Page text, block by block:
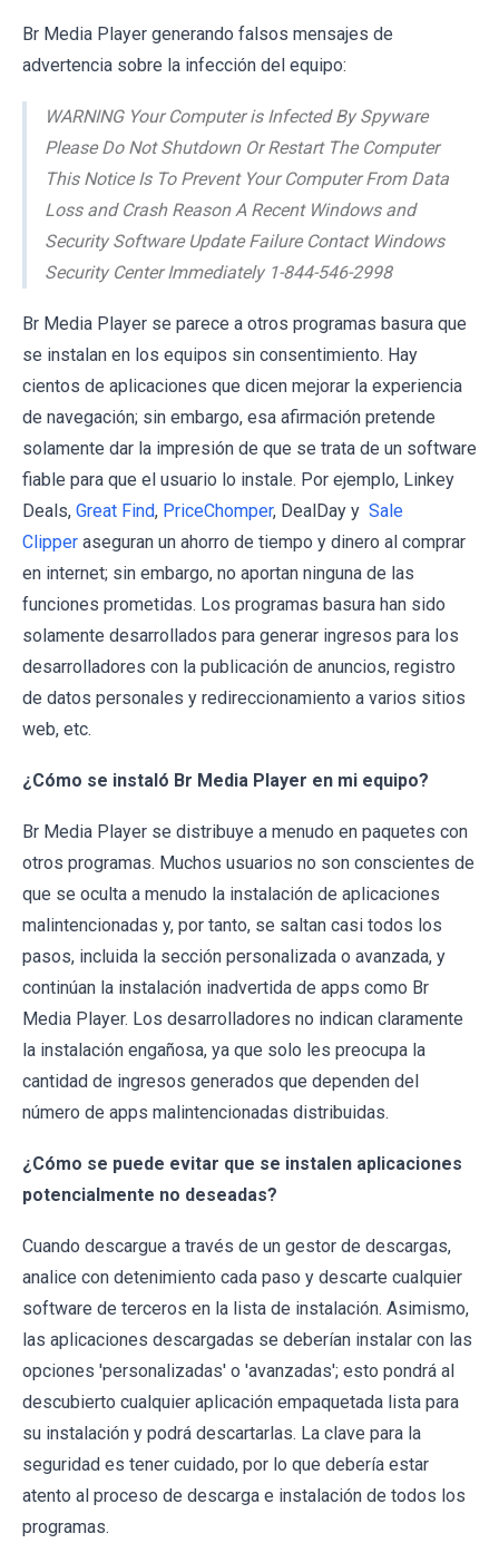
Br Media Player generando falsos mensajes de
advertencia sobre la infección del equipo:
WARNING Your Computer is Infected By Spyware
Please Do Not Shutdown Or Restart The Computer
This Notice Is To Prevent Your Computer From Data
Loss and Crash Reason A Recent Windows and
Security Software Update Failure Contact Windows
Security Center Immediately 1-844-546-2998
Br Media Player se parece a otros programas basura que
se instalan en los equipos sin consentimiento. Hay
cientos de aplicaciones que dicen mejorar la experiencia
de navegación; sin embargo, esa afirmación pretende
solamente dar la impresión de que se trata de un software
fiable para que el usuario lo instale. Por ejemplo, Linkey
Deals, Great Find, PriceChomper, DealDay y Sale
Clipper aseguran un ahorro de tiempo y dinero al comprar
en internet; sin embargo, no aportan ninguna de las
funciones prometidas. Los programas basura han sido
solamente desarrollados para generar ingresos para los
desarrolladores con la publicación de anuncios, registro
de datos personales y redireccionamiento a varios sitios
web, etc.
¿Cómo se instaló Br Media Player en mi equipo?
Br Media Player se distribuye a menudo en paquetes con
otros programas. Muchos usuarios no son conscientes de
que se oculta a menudo la instalación de aplicaciones
malintencionadas y, por tanto, se saltan casi todos los
pasos, incluida la sección personalizada o avanzada, y
continúan la instalación inadvertida de apps como Br
Media Player. Los desarrolladores no indican claramente
la instalación engañosa, ya que solo les preocupa la
cantidad de ingresos generados que dependen del
número de apps malintencionadas distribuidas.
¿Cómo se puede evitar que se instalen aplicaciones
potencialmente no deseadas?
Cuando descargue a través de un gestor de descargas,
analice con detenimiento cada paso y descarte cualquier
software de terceros en la lista de instalación. Asimismo,
las aplicaciones descargadas se deberían instalar con las
opciones 'personalizadas' o 'avanzadas'; esto pondrá al
descubierto cualquier aplicación empaquetada lista para
su instalación y podrá descartarlas. La clave para la
seguridad es tener cuidado, por lo que debería estar
atento al proceso de descarga e instalación de todos los
programas.